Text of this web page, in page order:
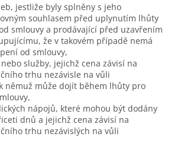
jestliže byly splněny s jeho
souhlasem před uplynutím lhůty
smlouvy a prodávající před uzavřením
že v takovém případě nemá
od smlouvy,
služby, jejichž cena závisí na
trhu nezávisle na vůli
němuž může dojít během lhůty pro
nápojů, které mohou být dodány
dnů a jejichž cena závisí na
trhu nezávislých na vůli